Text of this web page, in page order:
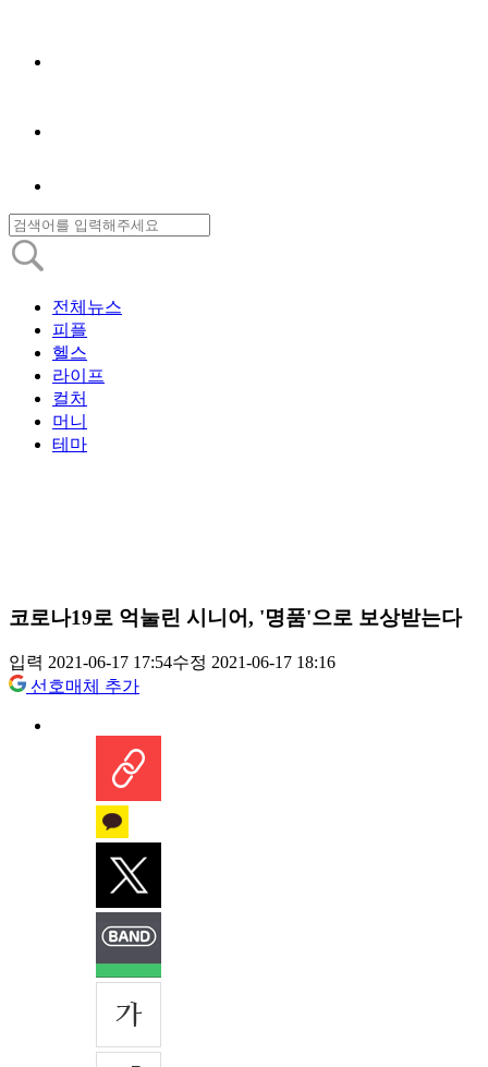
전체뉴스
피플
헬스
라이프
컬처
머니
테마
코로나19로 억눌린 시니어, '명품'으로 보상받는다
입력 2021-06-17 17:54수정 2021-06-17 18:16
선호매체 추가